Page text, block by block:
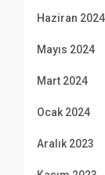
Haziran 2024
Mayıs 2024
Mart 2024
Ocak 2024
Aralık 2023